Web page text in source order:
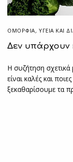
ΟΜΟΡΦΙΑ, ΥΓΕΊΑ ΚΑΙ
Δεν υπάρχουν
Η συζήτηση
είναι καλές και
ξεκαθαρίσουμε τα